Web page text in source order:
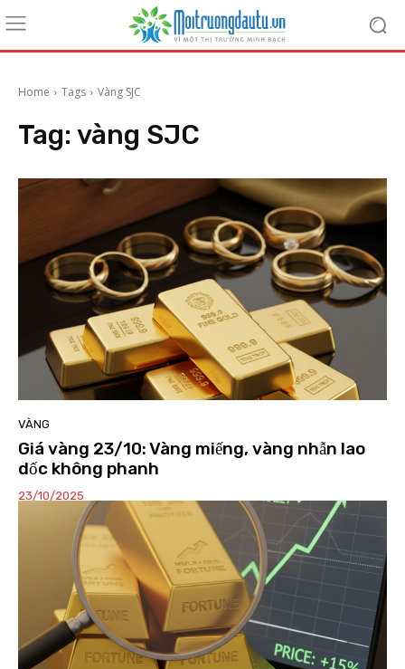
Home Tags Vàng SJC
Tag: vàng SJC
VÀNG
Giá vàng 23/10: Vàng miếng, vàng nhẫn lao
dốc không phanh
23/10/2025